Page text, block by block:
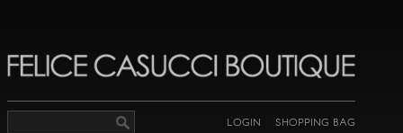
LOGIN SHOPPING BAG